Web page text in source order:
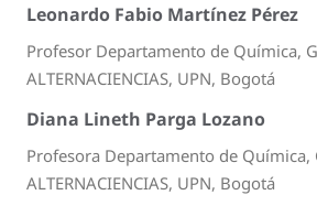
Leonardo Fabio Martínez Pérez
Profesor Departamento de Química,
ALTERNACIENCIAS, UPN, Bogotá
Diana Lineth Parga Lozano
Profesora Departamento de Química,
ALTERNACIENCIAS, UPN, Bogotá